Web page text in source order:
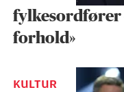
fylkesordfører
forhold»
KULTUR